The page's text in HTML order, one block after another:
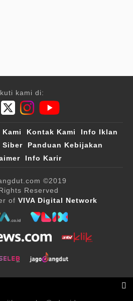
kami di:
Kontak Kami
Info Iklan
Siber
Panduan Kebijakan
Info Karir
©2019
Reserved
of VIVA Digital Network
